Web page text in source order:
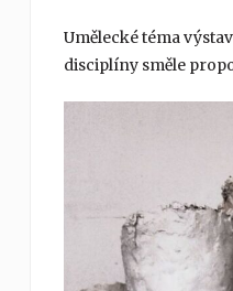
Umělecké téma
disciplíny směle